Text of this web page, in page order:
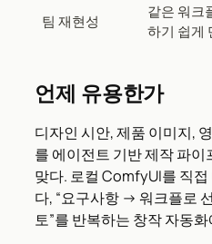
팀 재현성
같은 워크
하기 쉽게
언제 유용한가
디자인 시안, 제품 이미지,
를 에이전트 기반 제작 파
맞다. 로컬 ComfyUI를 직
다, “요구사항 → 워크플로
토”를 반복하는 창작 자동